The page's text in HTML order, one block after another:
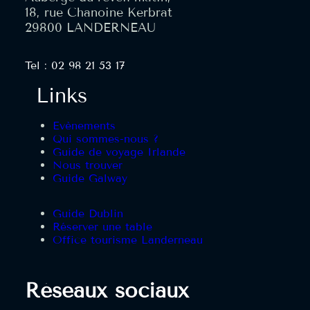
18, rue Chanoine Kerbrat
29800 LANDERNEAU
Tel : 02 98 21 53 17
Links
Evènements
Qui sommes-nous ?
Guide de voyage Irlande
Nous trouver
Guide Galway
Guide Dublin
Réserver une table
Office tourisme Landerneau
Réseaux sociaux